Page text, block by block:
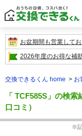
お盆期間も営業して
2026年度のお得な補
交換できるくん home お
「 TCF585S」の検
口コミ）
※記